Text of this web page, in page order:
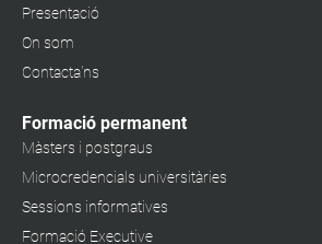
Presentació
On som
Contacta'ns
Formació permanent
Màsters i postgraus
Microcredencials universitàries
Sessions informatives
Formació Executive